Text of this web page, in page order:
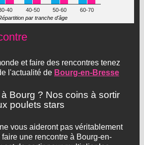
40 40-50 50-60 60-70
par tranche d'âge
et faire des rencontres tenez
l'actualité de Bourg-en-Bresse
Bourg ? Nos coins à sortir
poulets stars
vous aideront pas véritablement
une rencontre à Bourg-en-